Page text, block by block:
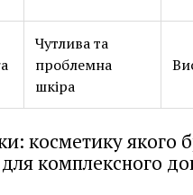
Чутлива та
проблемна
шкіра
косметику якого
комплексного